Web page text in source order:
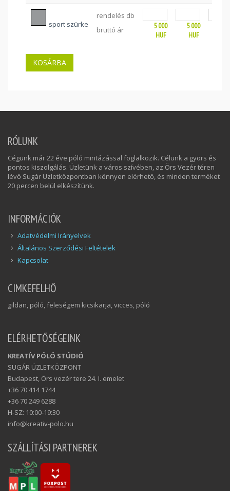
sport szürke
rendelés db
bruttó ár
5 000
HUF
5 000
HUF
RÓLUNK
Cégünk már 22 éve póló mintázással foglalkozik. Célunk a gyors és
pontos kiszolgálás. Üzletünk a város szívében, az Örs Vezér téren
lévő Sugár Üzletközpontban könnyen elérhető, és minden terméket
20 percen belül elkészítünk.
INFORMÁCIÓK
Adatvédelmi Irányelvek
Általános Szerződési Feltételek
Kapcsolat
CIMKEFELHŐ
gildan, póló, feleségem kicsikarja, vicces, póló
ELÉRHETŐSÉGEINK
KREATÍV PÓLÓ STÚDIÓ
SUGÁR ÜZLETKÖZPONT
Budapest, Örs vezér tere 24. I. emelet
+36 70 414 1744
+36 70 249 6288
H-SZ: 10:00-19:30
info@kreativ-polo.hu
SZÁLLÍTÁSI PARTNEREK